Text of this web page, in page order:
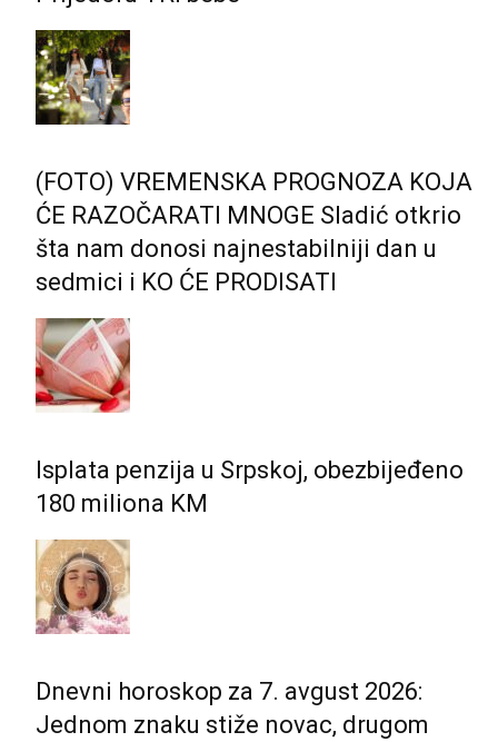
(FOTO) VREMENSKA PROGNOZA KOJA
ĆE RAZOČARATI MNOGE Sladić otkrio
šta nam donosi najnestabilniji dan u
sedmici i KO ĆE PRODISATI
Isplata penzija u Srpskoj, obezbijeđeno
180 miliona KM
Dnevni horoskop za 7. avgust 2026:
Jednom znaku stiže novac, drugom